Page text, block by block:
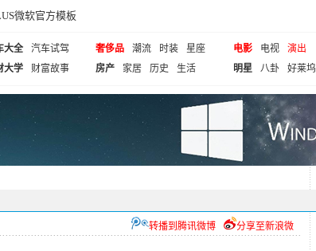
微软官方模板
大全
汽车试驾
大学
财富故事
奢侈品 潮流 时装
星座
房产
家居 历史 生活
电影 电视
演出
明星
八卦 好莱坞
分享至新浪微
转播到腾讯微博